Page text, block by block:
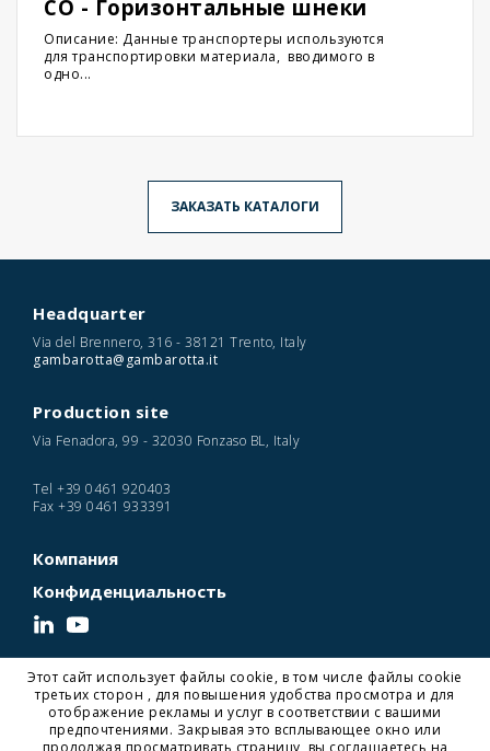
CO - Горизонтальные шнеки
Описание: Данные транспортеры используются
для транспортировки материала, вводимого в
одно...
ЗАКАЗАТЬ КАТАЛОГИ
Headquarter
Via del Brennero, 316 - 38121 Trento, Italy
gambarotta@gambarotta.it
Production site
Via Fenadora, 99 - 32030 Fonzaso BL, Italy
Tel +39 0461 920403
Fax +39 0461 933391
Компания
Конфиденциальность
© 2026 Gambarotta Gschwendt | Advanced Conveyor Technology | P. IVA
IT01716450224
Designed and Developed by Noonic
Этот сайт использует файлы cookie, в том числе файлы cookie
третьих сторон , для повышения удобства просмотра и для
отображение рекламы и услуг в соответствии с вашими
предпочтениями. Закрывая это всплывающее окно или
продолжая просматривать страницу, вы соглашаетесь на